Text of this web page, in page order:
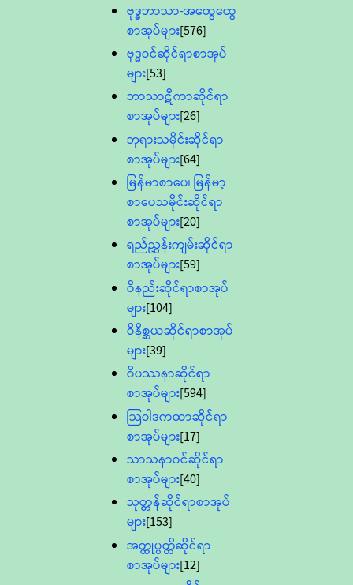
ဗုဒ္ဓဘာသာ-အထွေထွေ
စာအုပ်များ[576]
ဗုဒ္ဓဝင်ဆိုင်ရာစာအုပ်
များ[53]
ဘာသာဋီကာဆိုင်ရာ
စာအုပ်များ[26]
ဘုရားသမိုင်းဆိုင်ရာ
စာအုပ်များ[64]
မြန်မာစာပေ၊ မြန်မာ့
စာပေသမိုင်းဆိုင်ရာ
စာအုပ်များ[20]
ရည်ညွှန်းကျမ်းဆိုင်ရာ
စာအုပ်များ[59]
ဝိနည်းဆိုင်ရာစာအုပ်
များ[104]
ဝိနိစ္ဆယဆိုင်ရာစာအုပ်
များ[39]
ဝိပဿနာဆိုင်ရာ
စာအုပ်များ[594]
သြဝါဒကထာဆိုင်ရာ
စာအုပ်များ[17]
သာသနာ၀င်ဆိုင်ရာ
စာအုပ်များ[40]
သုတ္တန်ဆိုင်ရာစာအုပ်
များ[153]
အတ္ထုပ္ပတ္တိဆိုင်ရာ
စာအုပ်များ[12]